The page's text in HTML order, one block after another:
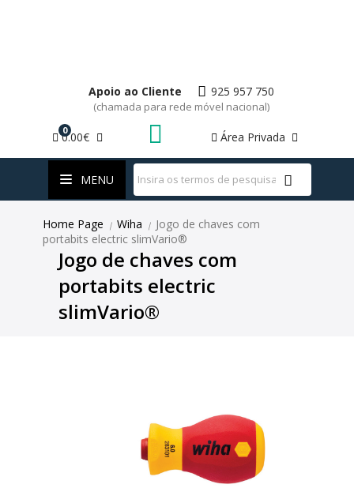
WhatsApp
Apoio ao Cliente 925 957 750
(chamada para rede móvel nacional)
Área Privada
0
0.00€
MENU
Home Page | Wiha | Jogo de chaves com
portabits electric slimVario®
Jogo de chaves com
portabits electric
slimVario®